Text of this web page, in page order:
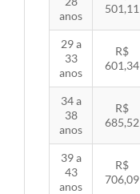
anos
501,11
29 a
33
anos
R$
601,34
34 a
38
anos
R$
685,52
39 a
43
anos
R$
706,09